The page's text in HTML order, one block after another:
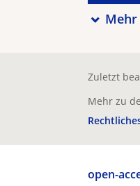
Mehr
Zuletzt
Mehr zu
open-